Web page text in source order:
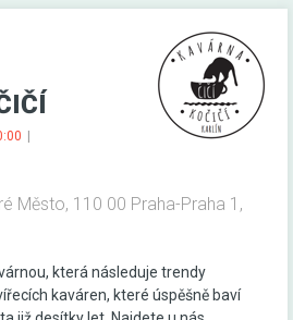
Město, 110 00 Praha-Praha 1,
která následuje trendy
kaváren, které úspěšně baví